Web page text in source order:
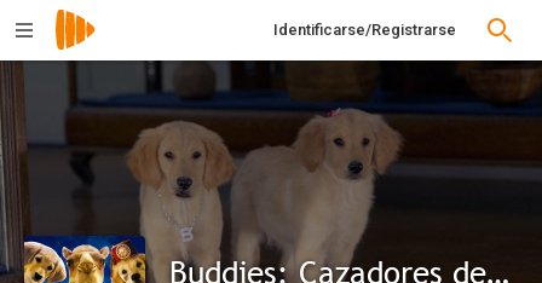
Identificarse/Registrarse
Buddies: Cazadores de tesoros